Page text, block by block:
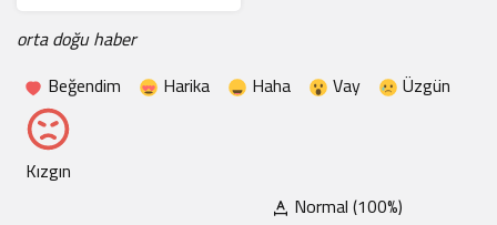
orta doğu haber
Beğendim
Harika Haha Vay Üzgün
Kızgın
Normal (100%)